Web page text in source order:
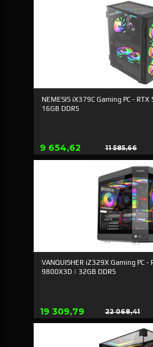
NEMESIS iX379C Gaming PC -
16GB DDR5
Tilbud
9 654,62 11 585,66
VANQUISHER iZ329X Gaming PC
9800X3D | 32GB DDR5
Tilbud
19 309,79 22 068,41